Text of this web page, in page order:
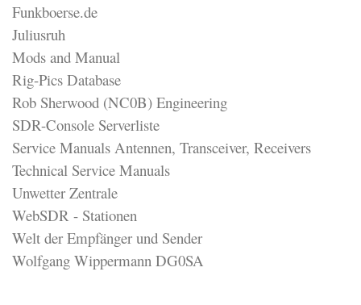
Funkboerse.de
Juliusruh
Mods and Manual
Rig-Pics Database
Rob Sherwood (NC0B) Engineering
SDR-Console Serverliste
Service Manuals Antennen, Transceiver, Receivers
Technical Service Manuals
Unwetter Zentrale
WebSDR - Stationen
Welt der Empfänger und Sender
Wolfgang Wippermann DG0SA